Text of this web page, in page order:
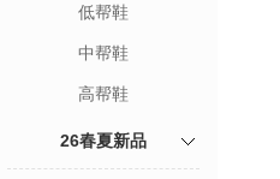
低帮鞋
中帮鞋
高帮鞋
26春夏新品